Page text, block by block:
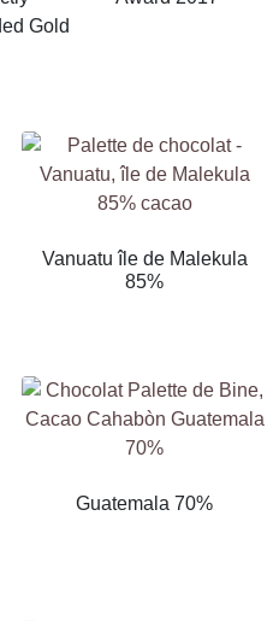
Vanuatu île de Malekula
85%
Guatemala 70%